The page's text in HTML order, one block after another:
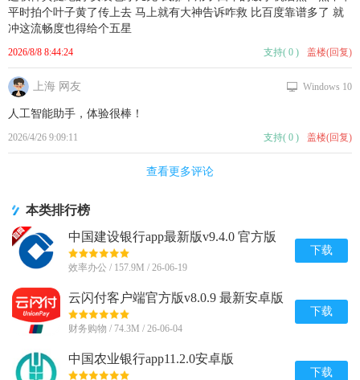
2026/8/8 8:44:24
平时拍个叶子黄了传上去 马上就有大神告诉咋救 比百度靠谱多了 就
冲这流畅度也得给个五星
支持( 0 ) 盖楼(回复)
上海 网友
2026/4/26 9:09:11
人工智能助手，体验很棒！
Windows 10
支持( 0 ) 盖楼(回复)
查看更多评论
本类排行榜
中国建设银行app最新版v9.4.0 官方版
效率办公 / 157.9M / 26-06-19
下载
云闪付客户端官方版v8.0.9 最新安卓版
财务购物 / 74.3M / 26-06-04
下载
中国农业银行app11.2.0安卓版
下载